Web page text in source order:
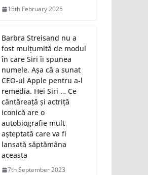
15th February 2025
Barbra Streisand nu a
fost mulțumită de modul
în care Siri îi spunea
numele. Așa că a sunat
CEO-ul Apple pentru a-l
remedia. Hei Siri … Ce
cântăreață și actriță
iconică are o
autobiografie mult
așteptată care va fi
lansată săptămâna
aceasta
7th September 2023